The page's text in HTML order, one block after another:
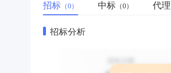
招标 （0） 中标 （0） 代理
招标分析